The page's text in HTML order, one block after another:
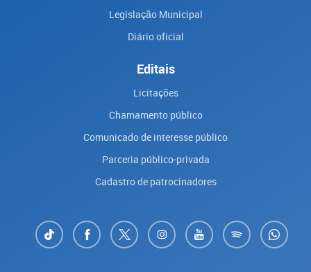
Legislação Municipal
Diário oficial
Editais
Licitações
Chamamento público
Comunicado de interesse público
Parceria público-privada
Cadastro de patrocinadores